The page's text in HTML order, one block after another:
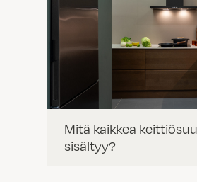
Mitä kaikkea
sisältyy?